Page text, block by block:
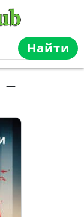
Найти
—